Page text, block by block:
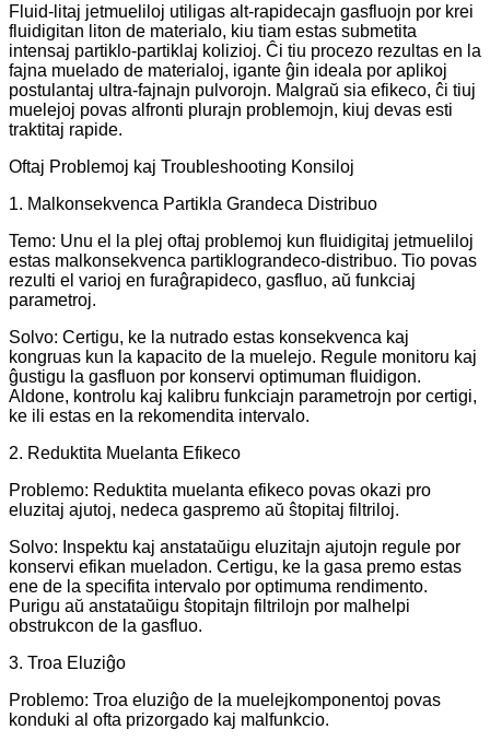
Fluid-litaj jetmueliloj utiligas alt-rapidecajn gasfluojn por krei
fluidigitan liton de materialo, kiu tiam estas submetita
intensaj partiklo-partiklaj kolizioj. Ĉi tiu procezo rezultas en la
fajna muelado de materialoj, igante ĝin ideala por aplikoj
postulantaj ultra-fajnajn pulvorojn. Malgraŭ sia efikeco, ĉi tiuj
muelejoj povas alfronti plurajn problemojn, kiuj devas esti
traktitaj rapide.
Oftaj Problemoj kaj Troubleshooting Konsiloj
1. Malkonsekvenca Partikla Grandeca Distribuo
Temo: Unu el la plej oftaj problemoj kun fluidigitaj jetmueliloj
estas malkonsekvenca partiklograndeco-distribuo. Tio povas
rezulti el varioj en furaĝrapideco, gasfluo, aŭ funkciaj
parametroj.
Solvo: Certigu, ke la nutrado estas konsekvenca kaj
kongruas kun la kapacito de la muelejo. Regule monitoru kaj
ĝustigu la gasfluon por konservi optimuman fluidigon.
Aldone, kontrolu kaj kalibru funkciajn parametrojn por certigi,
ke ili estas en la rekomendita intervalo.
2. Reduktita Muelanta Efikeco
Problemo: Reduktita muelanta efikeco povas okazi pro
eluzitaj ajutoj, nedeca gaspremo aŭ ŝtopitaj filtriloj.
Solvo: Inspektu kaj anstataŭigu eluzitajn ajutojn regule por
konservi efikan mueladon. Certigu, ke la gasa premo estas
ene de la specifita intervalo por optimuma rendimento.
Purigu aŭ anstataŭigu ŝtopitajn filtrilojn por malhelpi
obstrukcon de la gasfluo.
3. Troa Eluziĝo
Problemo: Troa eluziĝo de la muelejkomponentoj povas
konduki al ofta prizorgado kaj malfunkcio.